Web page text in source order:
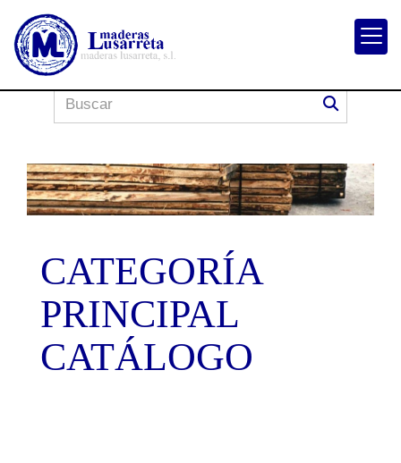
CATEGORÍA
PRINCIPAL
CATÁLOGO